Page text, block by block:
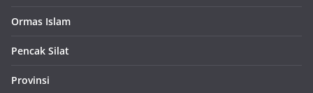
Ormas Islam
Pencak Silat
Provinsi